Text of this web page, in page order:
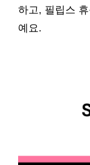
하고, 필립스
예요.